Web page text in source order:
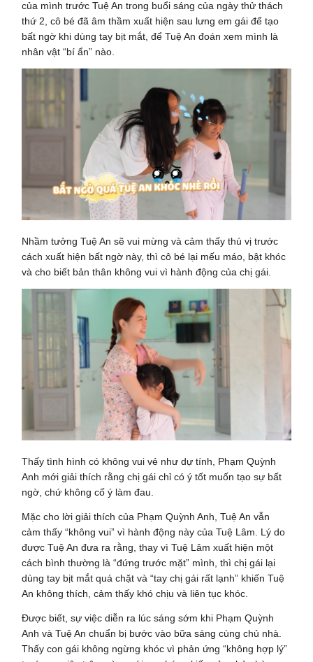
của mình trước Tuệ An trong buổi sáng của ngày thử thách
thứ 2, cô bé đã âm thầm xuất hiện sau lưng em gái để tạo
bất ngờ khi dùng tay bịt mắt, để Tuệ An đoán xem mình là
nhân vật “bí ẩn” nào.
Nhầm tưởng Tuệ An sẽ vui mừng và cảm thấy thú vị trước
cách xuất hiện bất ngờ này, thì cô bé lại mếu máo, bật khóc
và cho biết bản thân không vui vì hành động của chị gái.
Thấy tình hình có không vui vẻ như dự tính, Phạm Quỳnh
Anh mới giải thích rằng chị gái chỉ có ý tốt muốn tạo sự bất
ngờ, chứ không cố ý làm đau.
Mặc cho lời giải thích của Phạm Quỳnh Anh, Tuệ An vẫn
cảm thấy “không vui” vì hành động này của Tuệ Lâm. Lý do
được Tuệ An đưa ra rằng, thay vì Tuệ Lâm xuất hiện một
cách bình thường là “đứng trước mặt” mình, thì chị gái lại
dùng tay bịt mắt quá chặt và “tay chị gái rất lạnh” khiến Tuệ
An không thích, cảm thấy khó chịu và liên tục khóc.
Được biết, sự việc diễn ra lúc sáng sớm khi Phạm Quỳnh
Anh và Tuệ An chuẩn bị bước vào bữa sáng cùng chủ nhà.
Thấy con gái không ngừng khóc vì phản ứng “không hợp lý”